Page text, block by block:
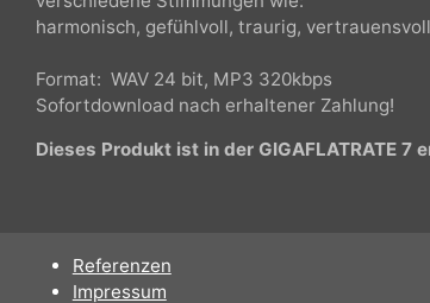
Bestens geeignet als Hintergrundmusik
verschiedene Stimmungen wie:
harmonisch, gefühlvoll, traurig,
Format: WAV 24 bit, MP3 320kbps